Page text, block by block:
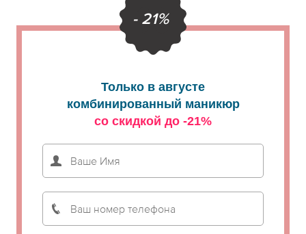
- 21%
Только в августе
комбинированный маникюр
со скидкой до -21%